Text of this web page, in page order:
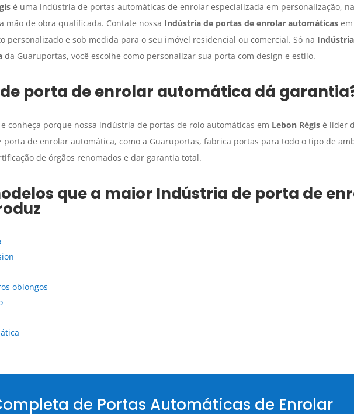
é uma indústria de portas automáticas de enrolar especializada em personalização, na
mão de obra qualificada. Contate nossa Indústria de portas de enrolar automáticasem
personalizado e sob medida para o seu imóvel residencial ou comercial. Só na
da Guaruportas, você escolhe como personalizar sua porta com design e estilo.
porta de enrolar automática dá
conheça porque nossa indústria de portas de rolo automáticas em Lebon Régisé líder
de enrolar automática, como a Guaruportas, fabrica portas para todo o tipo de
de órgãos renomados e dar garantia total.
que a maior Indústria de porta de
oblongos
de Portas Automáticas de Enrolar